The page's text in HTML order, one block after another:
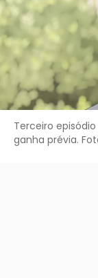
Terceiro
ganha prévia.